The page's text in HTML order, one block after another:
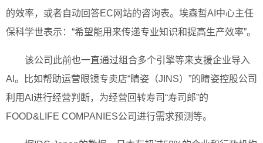
的效率，或者自动回答EC网站的咨询表。埃森哲AI中心主任
保科学世表示：“希望能用来传递专业知识和提高生产效率”。
该公司此前也一直通过组合多个引擎等来支援企业导入
AI。比如帮助运营眼镜专卖店“睛姿（JINS）”的睛姿控股公司
利用AI进行经营判断，为经营回转寿司“寿司郎”的
FOOD&LIFE COMPANIES公司进行需求预测等。